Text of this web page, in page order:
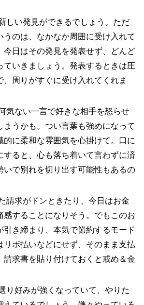
しい発見ができるでしょう。ただ
うのは、なかなか周囲に受け入れて
今日はその発見を発表せず、どんど
ていきましょう。発表するときは圧
、周りがすぐに受け入れてくれま
気ない一言で好きな相手を怒らせ
まうかも。つい言葉も強めになって
的に柔和な雰囲気を心掛けて。口に
すると、心も落ち着いて言わずに済
いで別れを切り出す可能性もあるの
請求がドンときたり、今日はお金
感することになりそう。でもこのお
引き締まり、本気で節約するモード
リボ払いなどにせず、そのまま支払
請求書を貼り付けておくと戒め＆金
り好みが強くなっていて、やりた